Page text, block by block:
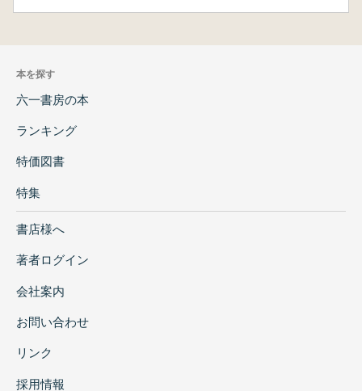
本を探す
六一書房の本
ランキング
特価図書
特集
書店様へ
著者ログイン
会社案内
お問い合わせ
リンク
採用情報